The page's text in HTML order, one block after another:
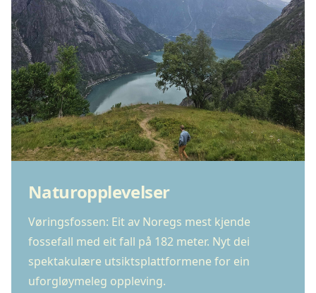
Naturopplevelser
Vøringsfossen: Eit av Noregs mest kjende
fossefall med eit fall på 182 meter. Nyt dei
spektakulære utsiktsplattformene for ein
uforgløymeleg oppleving.